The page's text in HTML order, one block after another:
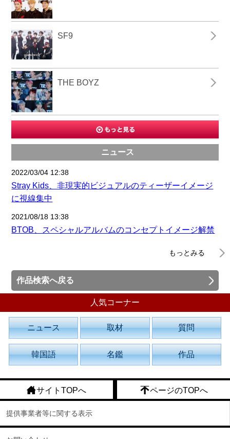
SF9
THE BOYZ
ニュース
2022/03/04 12:38
Stray Kids、非現実的ビジュアルのティーザーイメージ
に視線集中
2021/08/18 13:38
BTOB、スペシャルアルバムのコンセプトイメージ解禁
もっとみる
作品検索へ戻る
人気コーナー
ニュース 取材 質問
韓国語 名鑑 作品
サイトTOPへ ページのTOPへ
提供事業者等に関する表示